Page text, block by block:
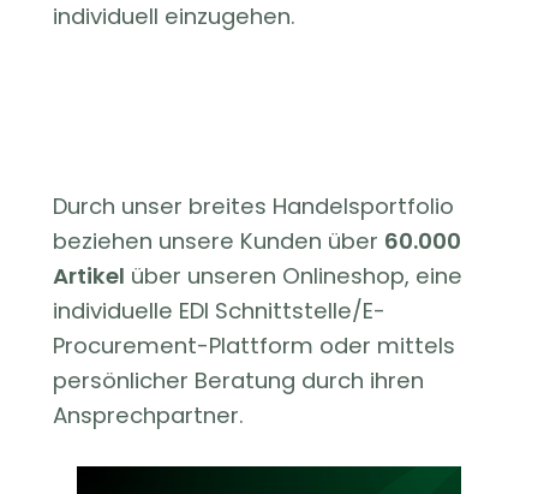
individuell einzugehen.
Durch unser breites Handelsportfolio
beziehen unsere Kunden über 60.000
Artikel über unseren Onlineshop, eine
individuelle EDI Schnittstelle/E-
Procurement-Plattform oder mittels
persönlicher Beratung durch ihren
Ansprechpartner.